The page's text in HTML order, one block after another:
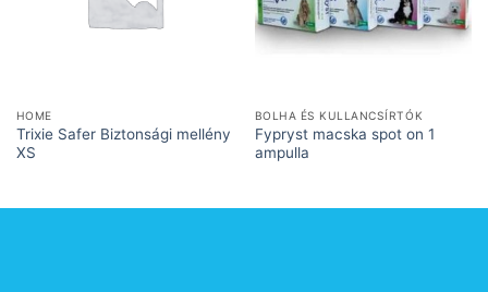
HOME
Trixie Safer Biztonsági mellény
XS
BOLHA ÉS KULLANCSÍRTÓK
Fypryst macska spot on 1
ampulla